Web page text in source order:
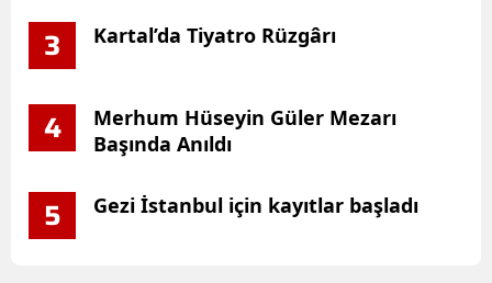
3 Kartal’da Tiyatro Rüzgârı
4
Merhum Hüseyin Güler Mezarı
Başında Anıldı
5 Gezi İstanbul için kayıtlar başladı